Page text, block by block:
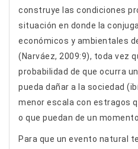
construye las condiciones
situación en donde la
económicos y ambientales
(Narváez, 2009:9), toda vez
probabilidad de que ocurra
pueda dañar a la sociedad
menor escala con estragos
o que puedan de un
Para que un evento natural